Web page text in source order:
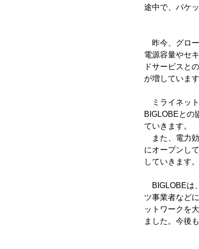
途中で、パケ
昨今、グロー
電源容量やセ
ドサービスと
が増しています
ミライネット
BIGLOBEとの
ていきます。
また、電力効
にオープンし
していきます。
BIGLOBEは
ツ事業者など
ットワークを
ました。今後